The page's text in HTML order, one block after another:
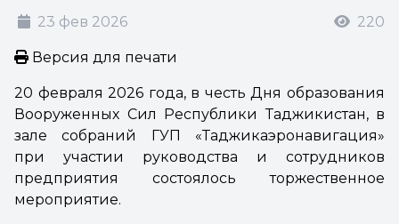
23 фев 2026 220
Версия для печати
20 февраля 2026 года, в честь Дня образования
Вооруженных Сил Республики Таджикистан, в
зале собраний ГУП «Таджикаэронавигация»
при участии руководства и сотрудников
предприятия состоялось торжественное
мероприятие.